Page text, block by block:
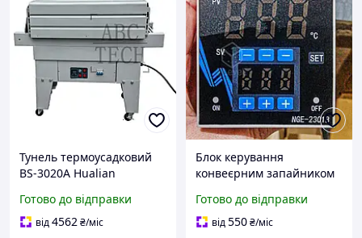
Тунель термоусадковий
BS-3020A Hualian
пакувальний прохідного
типу 30х20 см
Готово до відправки
від4562₴/міс
Блок керування
конвеєрним запайником
1000 Регулятор
потужності температури
Готово до відправки
від550₴/міс